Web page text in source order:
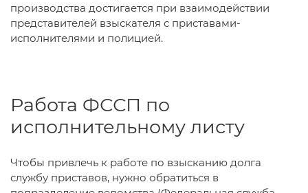
производства достигается при взаимодействии
представителей взыскателя с приставами-
исполнителями и полицией.
Работа ФССП по
исполнительному листу
Чтобы привлечь к работе по взысканию долга
службу приставов, нужно обратиться в